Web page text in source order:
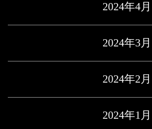
2024年4月
2024年3月
2024年2月
2024年1月